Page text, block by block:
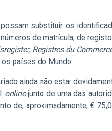
substituir os
de matrícula, de
Registres du
países do Mundo.
ainda não estar
onlinejunto de uma das
de, aproximadamente, €